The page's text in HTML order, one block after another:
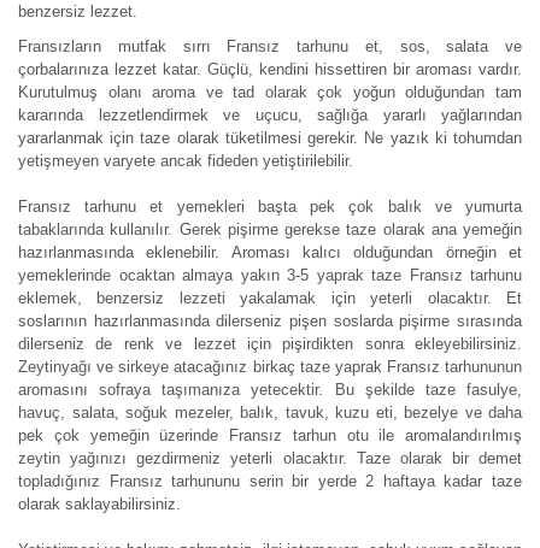
benzersiz lezzet.
Fransızların mutfak sırrı Fransız tarhunu et, sos, salata ve
çorbalarınıza lezzet katar. Güçlü, kendini hissettiren bir aroması vardır.
Kurutulmuş olanı aroma ve tad olarak çok yoğun olduğundan tam
kararında lezzetlendirmek ve uçucu, sağlığa yararlı yağlarından
yararlanmak için taze olarak tüketilmesi gerekir. Ne yazık ki tohumdan
yetişmeyen varyete ancak fideden yetiştirilebilir.
Fransız tarhunu et yemekleri başta pek çok balık ve yumurta
tabaklarında kullanılır. Gerek pişirme gerekse taze olarak ana yemeğin
hazırlanmasında eklenebilir. Aroması kalıcı olduğundan örneğin et
yemeklerinde ocaktan almaya yakın 3-5 yaprak taze Fransız tarhunu
eklemek, benzersiz lezzeti yakalamak için yeterli olacaktır. Et
soslarının hazırlanmasında dilerseniz pişen soslarda pişirme sırasında
dilerseniz de renk ve lezzet için pişirdikten sonra ekleyebilirsiniz.
Zeytinyağı ve sirkeye atacağınız birkaç taze yaprak Fransız tarhununun
aromasını sofraya taşımanıza yetecektir. Bu şekilde taze fasulye,
havuç, salata, soğuk mezeler, balık, tavuk, kuzu eti, bezelye ve daha
pek çok yemeğin üzerinde Fransız tarhun otu ile aromalandırılmış
zeytin yağınızı gezdirmeniz yeterli olacaktır. Taze olarak bir demet
topladığınız Fransız tarhununu serin bir yerde 2 haftaya kadar taze
olarak saklayabilirsiniz.